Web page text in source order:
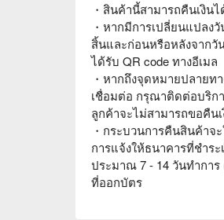
・สินค้านี้สามารถคืนเงิน
・หากมีการเปลี่ยนแปลง
สิ้นและก่อนหรือหลังจากวั
ได้รับ QR code ทางอีเมล
・หากถึงจุดหมายปลายท
เชื่อมต่อ กรุณาติดต่อบริก
ลูกค้าจะไม่สามารถขอคืน
・กระบวนการคืนสินค้าจ
การแจ้งให้ธนาคารที่ชำร
ประมาณ 7 - 14 วันทำกา
ที่ออกบัตร